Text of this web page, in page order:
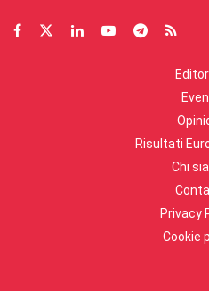
Risultati
Chi
Privacy
Cookie